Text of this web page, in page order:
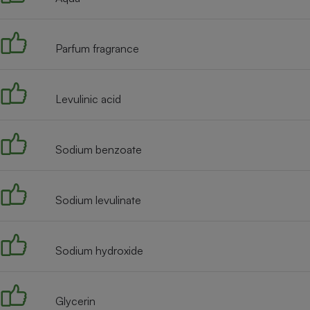
Parfum fragrance
Levulinic acid
Sodium benzoate
Sodium levulinate
Sodium hydroxide
Glycerin
Petit